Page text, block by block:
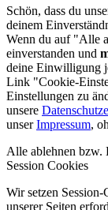
Schön, dass du
deinem
Wenn du auf "Alle
einverstanden und
deine Einwilligung
Link "Cookie-
Einstellungen zu
unsere
unserImpressum,
Alle ablehnen bzw.
Session Cookies
Wir setzen
unserer Seiten